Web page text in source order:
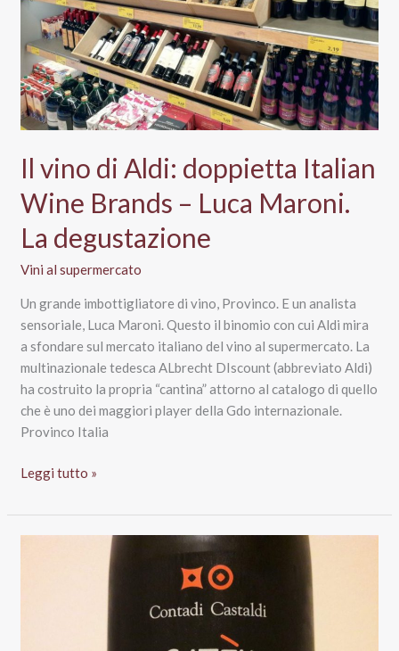
Il vino di Aldi: doppietta Italian
Wine Brands – Luca Maroni.
La degustazione
Vini al supermercato
Un grande imbottigliatore di vino, Provinco. E un analista
sensoriale, Luca Maroni. Questo il binomio con cui Aldi mira
a sfondare sul mercato italiano del vino al supermercato. La
multinazionale tedesca ALbrecht DIscount (abbreviato Aldi)
ha costruito la propria “cantina” attorno al catalogo di quello
che è uno dei maggiori player della Gdo internazionale.
Provinco Italia
Il
di
Aldi:
Leggi tutto »